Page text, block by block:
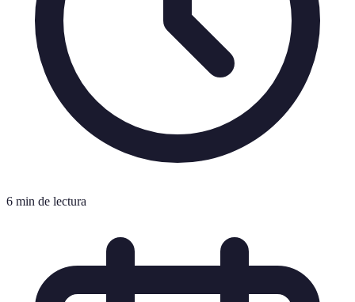
6 min de lectura